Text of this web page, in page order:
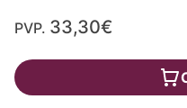
PVP. 33,30€